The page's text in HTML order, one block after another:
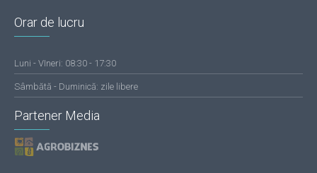
Orar de lucru
Luni - VIneri: 08:30 - 17:30
Sâmbătă - Duminică: zile libere
Partener Media